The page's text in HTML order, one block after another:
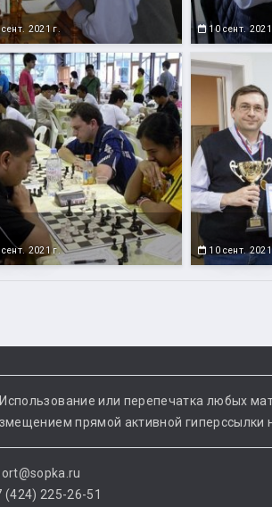
2021 г. 10 сент. 2021
сент. 2021 г. 10 сент.
Использование или перепечатка любых
прямой активной гиперссылки
(424) 225-26-51